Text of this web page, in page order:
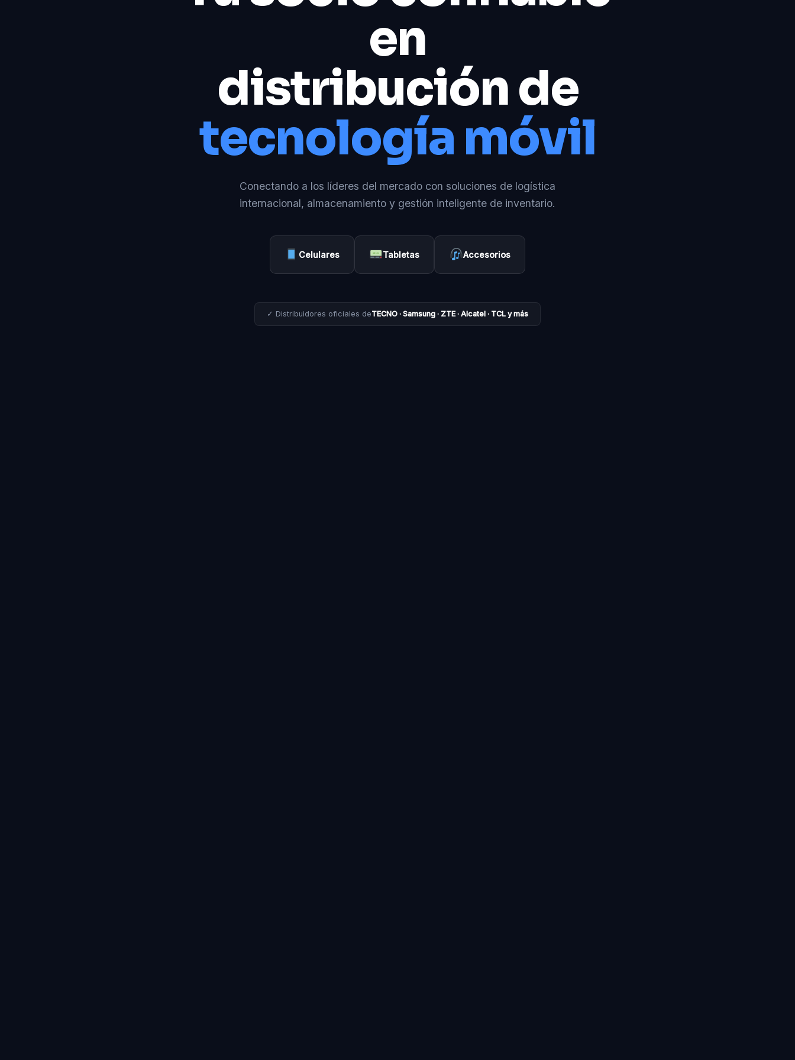
en
distribución de
tecnología móvil
Conectando a los líderes del mercado con soluciones de logística
internacional, almacenamiento y gestión inteligente de inventario.
Celulares Tabletas Accesorios
✓ Distribuidores oficiales deTECNO · Samsung · ZTE · Alcatel · TCL y más